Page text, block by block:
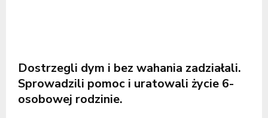
Dostrzegli dym i bez wahania zadziałali.
Sprowadzili pomoc i uratowali życie 6-
osobowej rodzinie.